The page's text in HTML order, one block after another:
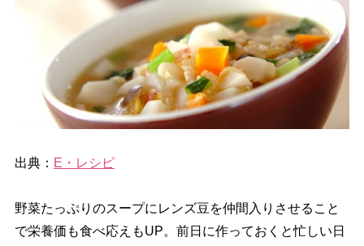
出典： E・レシピ
野菜たっぷりのスープにレンズ豆を仲間入りさせること
で栄養価も食べ応えもUP。前日に作っておくと忙しい日